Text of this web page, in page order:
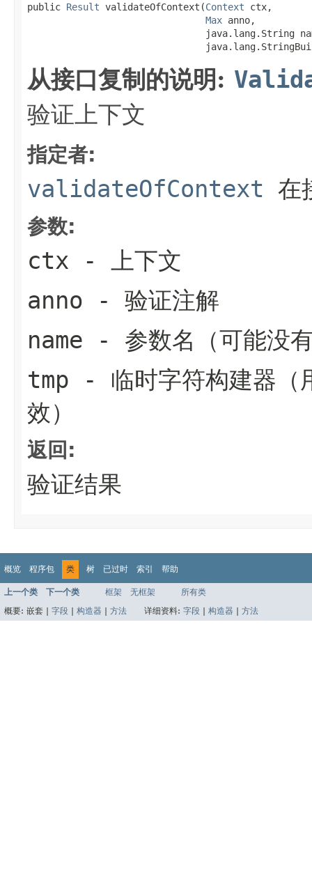
public Result validateOfContext(Context ctx,
Max anno,
java.lang.String
从接口复制的说明:
验证上下文
指定者:
validateOfContext 在
参数:
ctx - 上下文
anno - 验证注解
name - 参数名（可能没
tmp - 临时字符构建器（
效）
返回:
验证结果
概览 程序包 类 树 已过时 索引 帮助
上一个类 下一个类 框架 无框架
所有类
概要: 嵌套 | 字段 构造器 方法 详细资料: 字段 构造器 方法